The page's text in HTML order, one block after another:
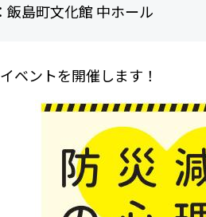
飯島町文化館 中ホール
ベントを開催します！